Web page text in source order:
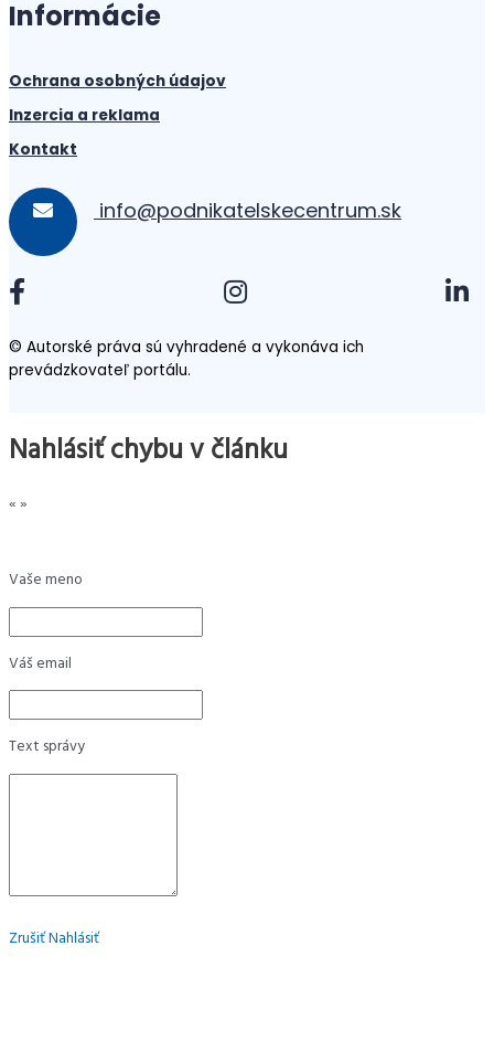
Informácie
Ochrana osobných údajov
Inzercia a reklama
Kontakt
info@podnikatelskecentrum.sk
© Autorské práva sú vyhradené a vykonáva ich
prevádzkovateľ portálu.
Nahlásiť chybu v článku
«»
Vaše meno
Váš email
Text správy
ZrušiťNahlásiť